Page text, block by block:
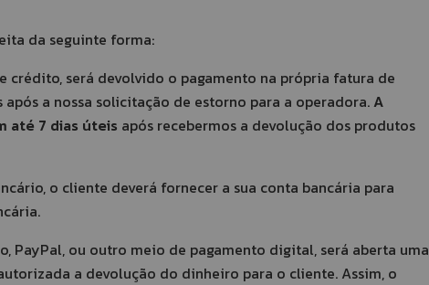
da seguinte forma:
crédito, será devolvido o pagamento na própria fatura de
a nossa solicitação de estorno para a operadora.A
até 7 dias úteis após recebermos a devolução dos produtos
o cliente deverá fornecer a sua conta bancária para
PayPal, ou outro meio de pagamento digital, será aberta uma
a devolução do dinheiro para o cliente. Assim, o